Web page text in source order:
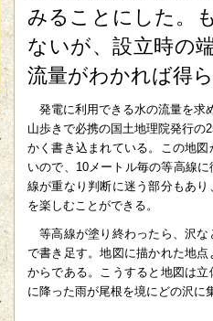
みることにした。
ないが、設立時の
流量がわかれば得
発電に利用できる水の流量を求
山歩きで必携の国土地理院発行の
かく書き込まれている。この地
いので、10メートル毎の等高線
線が重なり判断に迷う部分もあ
を楽しむことができる。
等高線が塗り終わったら、沢な
で書き足す。地図に描かれた地
からである。こうすると地図は
に降った雨が尾根を境にどの沢